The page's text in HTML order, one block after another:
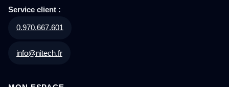
Service client :
0.970.667.601
info@nitech.fr